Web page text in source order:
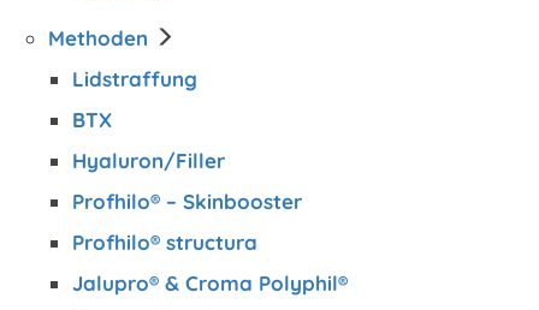
Methoden
Lidstraffung
BTX
Hyaluron/Filler
Profhilo® – Skinbooster
Profhilo® structura
Jalupro® & Croma Polyphil®